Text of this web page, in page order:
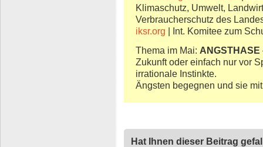
Klimaschutz, Umwelt,
Verbraucherschutz des
iksr.org | Int. Komitee zum
Thema im Mai: ANGSTHASE
Zukunft oder einfach nur vor
irrationale Instinkte.
Ängsten begegnen und sie
Hat Ihnen dieser Beitrag